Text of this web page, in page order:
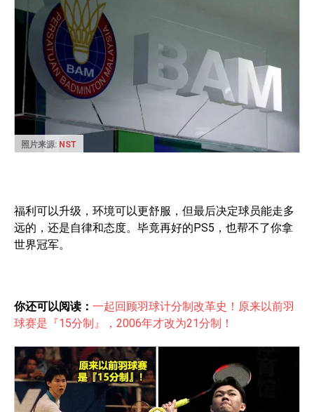
照片来源: NST
福利可以升级，环境可以更舒服，但最后决定球员能走多
远的，还是自律和态度。毕竟再好的PS5，也帮不了你拿
世界冠军。
你还可以阅读： 一起回顾羽球计分制改革史！原来以前羽
球赛是『15分制』，2006年才改为21分制！